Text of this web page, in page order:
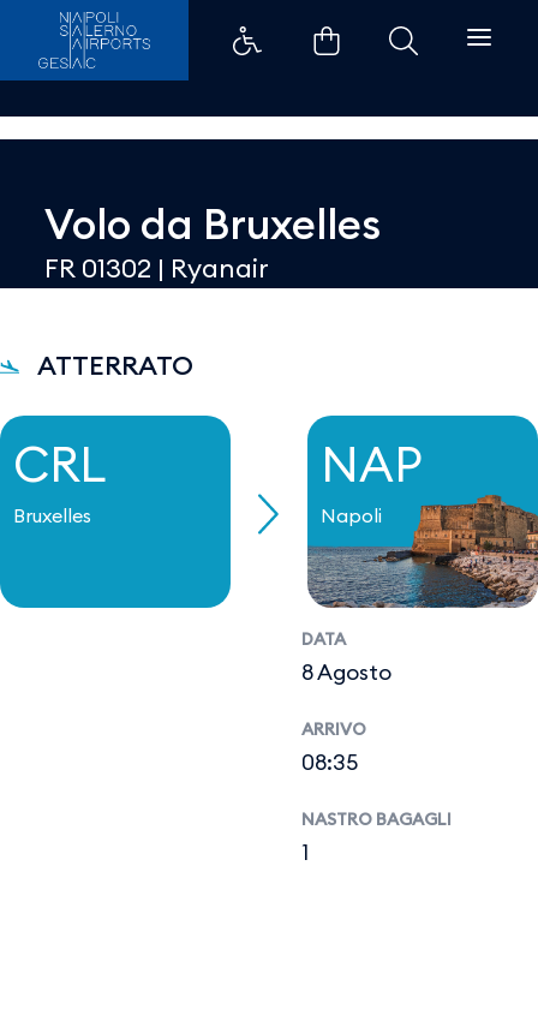
Dettaglio - Aeroporti di Napoli
Volo da Bruxelles
FR 01302 | Ryanair
ATTERRATO
CRL
Bruxelles
NAP
Napoli
DATA
8 Agosto
ARRIVO
08:35
NASTRO BAGAGLI
1